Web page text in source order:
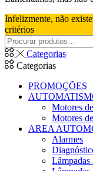
Infelizmente, não
critérios
Pesquisar
por:
Categorias
Categorias
PROMOÇÕES
Motores
Motores
AREA
Alarmes